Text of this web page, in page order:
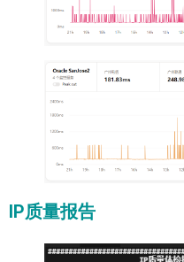
IP质量报告